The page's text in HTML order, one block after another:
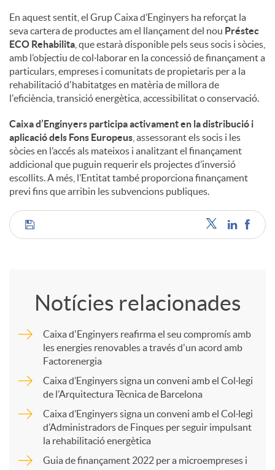
n
t
i
n
g
u
s
En aquest sentit, el Grup Caixa d’Enginyers ha reforçat la
seva cartera de productes am el llançament del nou Préstec
ECO Rehabilita , que estarà disponible pels seus socis i sòcies,
amb l’objectiu de col·laborar en la concessió de finançament a
particulars, empreses i comunitats de propietaris per a la
rehabilitació d'habitatges en matèria de millora de
l'eficiència, transició energètica, accessibilitat o conservació.
Caixa d’Enginyers participa activament en la distribució i
aplicació dels Fons Europeus , assessorant els socis i les
sòcies en l’accés als mateixos i analitzant el finançament
addicional que puguin requerir els projectes d’inversió
escollits. A més, l’Entitat també proporciona finançament
previ fins que arribin les subvencions publiques.
C
Notícies relacionades
Caixa d'Enginyers reafirma el seu compromís amb
les energies renovables a través d'un acord amb
Factorenergia
Caixa d’Enginyers signa un conveni amb el Col·legi
de l’Arquitectura Tècnica de Barcelona
Caixa d’Enginyers signa un conveni amb el Col·legi
d’Administradors de Finques per seguir impulsant
la rehabilitació energètica
Guia de finançament 2022 per a microempreses i